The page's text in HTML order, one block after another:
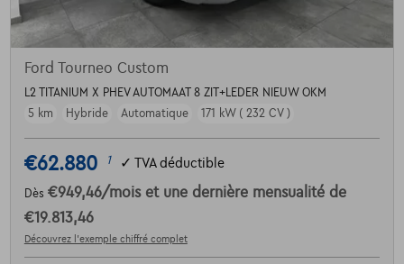
Ford Tourneo Custom
L2 TITANIUM X PHEV AUTOMAAT 8 ZIT+LEDER NIEUW OKM
5 km
Hybride Automatique 171 kW ( 232 CV )
€62.880 1 ✓ TVA déductible
Dès €949,46/mois et une dernière mensualité de
€19.813,46
Découvrez l’exemple chiffré complet